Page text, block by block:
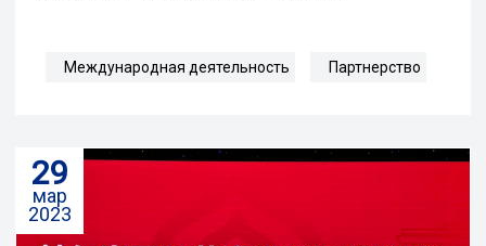
Международная деятельность Партнерство
29
мар
2023